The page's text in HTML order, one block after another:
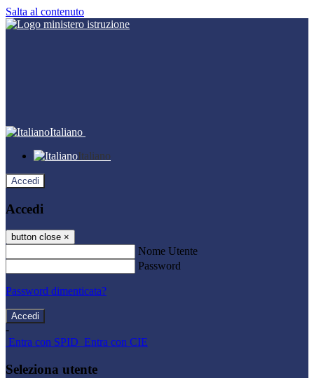
Salta al contenuto
Italiano
Italiano
Accedi
Accedi
button close ×
Nome Utente
Password
Password dimenticata?
-
Entra con SPID Entra con CIE
Seleziona utente